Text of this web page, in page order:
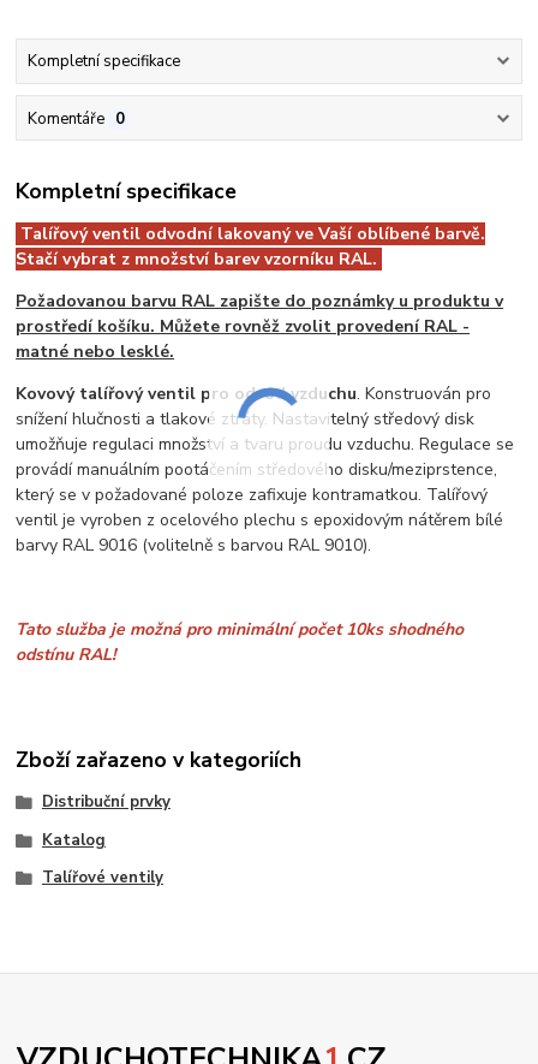
Kompletní specifikace
Komentáře 0
Kompletní specifikace
Talířový ventil odvodní lakovaný ve Vaší oblíbené barvě.
Stačí vybrat z množství barev vzorníku RAL.
Požadovanou barvu RAL zapište do poznámky u produktu v
prostředí košíku. Můžete rovněž zvolit provedení RAL -
matné nebo lesklé.
Kovový talířový ventil pro odvod vzduchu. Konstruován pro
snížení hlučnosti a tlakové ztráty. Nastavitelný středový disk
umožňuje regulaci množství a tvaru proudu vzduchu. Regulace se
provádí manuálním pootáčením středového disku/meziprstence,
který se v požadované poloze zafixuje kontramatkou. Talířový
ventil je vyroben z ocelového plechu s epoxidovým nátěrem bílé
barvy RAL 9016 (volitelně s barvou RAL 9010).
Tato služba je možná pro minimální počet 10ks shodného
odstínu RAL!
Zboží zařazeno v kategoriích
Distribuční prvky
Katalog
Talířové ventily